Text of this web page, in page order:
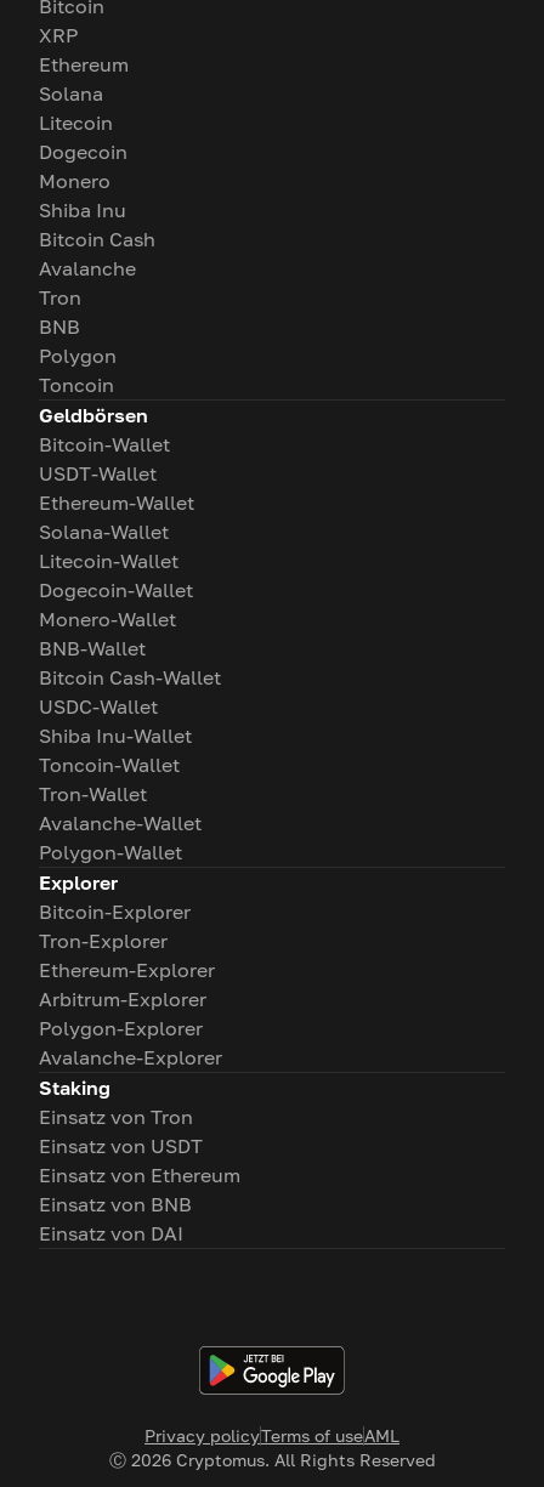
Privacy policyTerms of useAML
Ⓒ 2026Cryptomus. All Rights Reserved
Bitcoin
XRP
Ethereum
Solana
Litecoin
Dogecoin
Monero
Shiba Inu
Bitcoin Cash
Avalanche
Tron
BNB
Polygon
Toncoin
Geldbörsen
Bitcoin-Wallet
USDT-Wallet
Ethereum-Wallet
Solana-Wallet
Litecoin-Wallet
Dogecoin-Wallet
Monero-Wallet
BNB-Wallet
Bitcoin Cash-Wallet
USDC-Wallet
Shiba Inu-Wallet
Toncoin-Wallet
Tron-Wallet
Avalanche-Wallet
Polygon-Wallet
Explorer
Bitcoin-Explorer
Tron-Explorer
Ethereum-Explorer
Arbitrum-Explorer
Polygon-Explorer
Avalanche-Explorer
Staking
Einsatz von Tron
Einsatz von USDT
Einsatz von Ethereum
Einsatz von BNB
Einsatz von DAI